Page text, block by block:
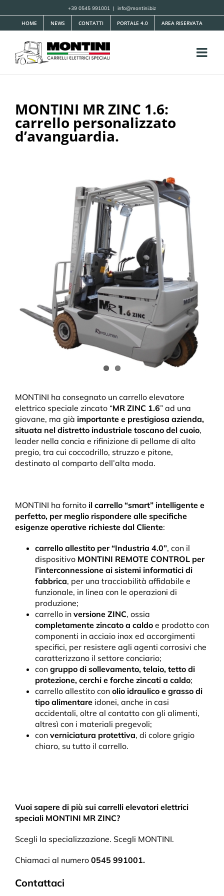
al
contenuto
+39 0545 991001 | info@montini.biz
HOME NEWS CONTATTI PORTALE 4.0 AREA RISERVATA
MONTINI MR ZINC 1.6:
carrello personalizzato
d’avanguardia.
MONTINI ha consegnato un carrello elevatore
elettrico speciale zincato “MR ZINC 1.6” ad una
giovane, ma già importante e prestigiosa azienda,
situata nel distretto industriale toscano del cuoio,
leader nella concia e rifinizione di pellame di alto
pregio, tra cui coccodrillo, struzzo e pitone,
destinato al comparto dell’alta moda.
MONTINI ha fornito il carrello “smart” intelligente e
perfetto, per meglio rispondere alle specifiche
esigenze operative richieste dal Cliente:
carrello allestito per “Industria 4.0”, con il
dispositivo MONTINI REMOTE CONTROL per
l’interconnessione ai sistemi informatici di
fabbrica, per una tracciabilità affidabile e
funzionale, in linea con le operazioni di
produzione;
carrello in versione ZINC, ossia
completamente zincato a caldo e prodotto con
componenti in acciaio inox ed accorgimenti
specifici, per resistere agli agenti corrosivi che
caratterizzano il settore conciario;
con gruppo di sollevamento, telaio, tetto di
protezione, cerchi e forche zincati a caldo;
carrello allestito con olio idraulico e grasso di
tipo alimentare idonei, anche in casi
accidentali, oltre al contatto con gli alimenti,
altresì con i materiali pregevoli;
con verniciatura protettiva, di colore grigio
chiaro, su tutto il carrello.
Vuoi sapere di più sui carrelli elevatori elettrici
speciali MONTINI MR ZINC?
Scegli la specializzazione. Scegli MONTINI.
Chiamaci al numero 0545 991001.
Contattaci